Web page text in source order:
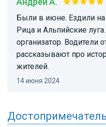
Были в июне. Ездили на Гегский водопад, оз.
Рица и Альпийские
организатор. Водители
рассказывают про
жителей.
14 июня 2024